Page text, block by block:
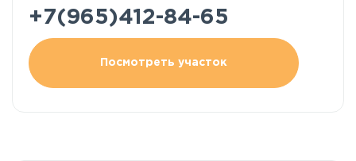
+7(965)412-84-65
Посмотреть участок